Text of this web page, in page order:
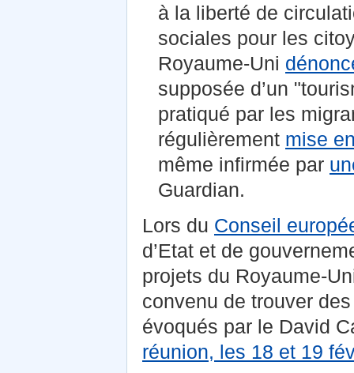
à la liberté de
sociales pour les
Royaume-Uni
supposée d’un
pratiqué par les
régulièrement mise
même infirmée par
Guardian.
Lors du Conseil
d’Etat et de
projets du Royaume-
convenu de trouver
évoqués par le David
réunion, les 18 et 19